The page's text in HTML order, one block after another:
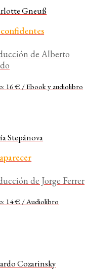
Gneuß
de Alberto
16 € / Ebook y audiolibro
Stepánova
de Jorge Ferrer
14 € / Audiolibro
Cozarinsky